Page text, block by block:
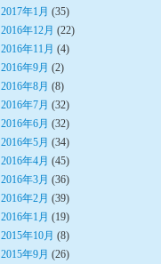
2017年1月 (35)
2016年12月 (22)
2016年11月 (4)
2016年9月 (2)
2016年8月 (8)
2016年7月 (32)
2016年6月 (32)
2016年5月 (34)
2016年4月 (45)
2016年3月 (36)
2016年2月 (39)
2016年1月 (19)
2015年10月 (8)
2015年9月 (26)